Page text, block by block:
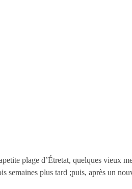
plage d’Étretat, quelques vieux
semaines plus tard ;puis, après un